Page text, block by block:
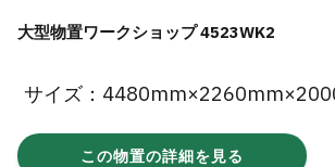
大型物置ワークショップ 4523WK2
サイズ：
この物置の詳細を見る